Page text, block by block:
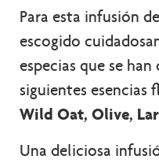
Para esta infusión
escogido
especias que se
siguientes esencias
Wild Oat, Olive,
Una deliciosa